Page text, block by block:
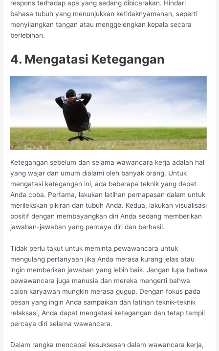
respons terhadap apa yang sedang dibicarakan. Hindari
bahasa tubuh yang menunjukkan ketidaknyamanan, seperti
menyilangkan tangan atau menggelengkan kepala secara
berlebihan.
4. Mengatasi Ketegangan
Ketegangan sebelum dan selama wawancara kerja adalah hal
yang wajar dan umum dialami oleh banyak orang. Untuk
mengatasi ketegangan ini, ada beberapa teknik yang dapat
Anda coba. Pertama, lakukan latihan pernapasan dalam untuk
merilekskan pikiran dan tubuh Anda. Kedua, lakukan visualisasi
positif dengan membayangkan diri Anda sedang memberikan
jawaban-jawaban yang percaya diri dan berhasil.
Tidak perlu takut untuk meminta pewawancara untuk
mengulang pertanyaan jika Anda merasa kurang jelas atau
ingin memberikan jawaban yang lebih baik. Jangan lupa bahwa
pewawancara juga manusia dan mereka mengerti bahwa
calon karyawan mungkin merasa gugup. Dengan fokus pada
pesan yang ingin Anda sampaikan dan latihan teknik-teknik
relaksasi, Anda dapat mengatasi ketegangan dan tetap tampil
percaya diri selama wawancara.
Dalam rangka mencapai kesuksesan dalam wawancara kerja,